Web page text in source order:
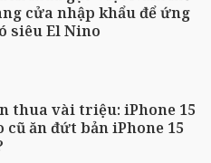
cửa nhập khẩu để ứng
siêu El Nino
thua vài triệu: iPhone 15
cũ ăn đứt bản iPhone 15